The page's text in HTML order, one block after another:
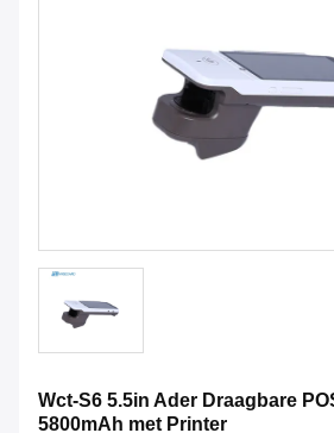
Wct-S6 5.5in Ader Draagbare
5800mAh met Printer